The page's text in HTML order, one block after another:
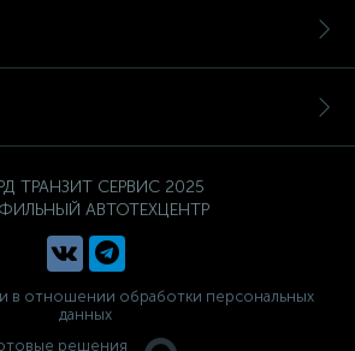
ТРАНЗИТ СЕРВИС 2025
АВТОТЕХЦЕНТР
в отношении обработки персональных
данных
решения